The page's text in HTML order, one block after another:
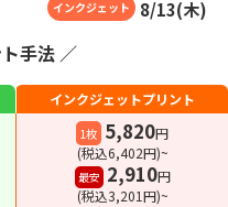
インクジェット 8/13(木)
手法 ／
インクジェットプリント
1枚 5,820円
(税込6,402円)~
最安 2,910円
(税込3,201円)~